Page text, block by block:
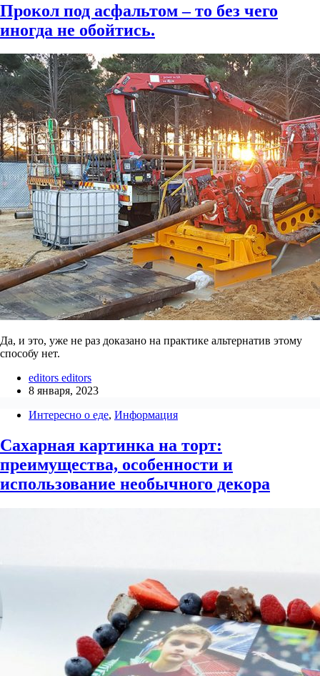
Прокол под асфальтом – то без чего
иногда не обойтись.
Да, и это, уже не раз доказано на практике альтернатив этому
способу нет.
editors editors
8 января, 2023
Интересно о еде, Информация
Сахарная картинка на торт:
преимущества, особенности и
использование необычного декора